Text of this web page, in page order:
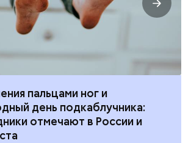
пальцами ног и
день подкаблучника:
отмечают в России и